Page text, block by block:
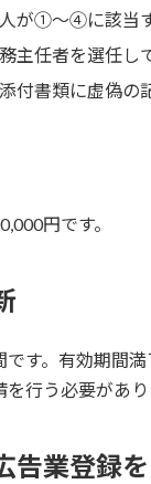
が①～④に該当
主任者を選任し
付書類に虚偽の
円です。
す。有効期間
行う必要があり
告業登録